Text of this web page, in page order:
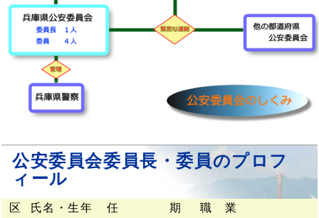
公安委員会委員長・委員のプロフ
ィール
区
氏名・生年 任 期 職 業